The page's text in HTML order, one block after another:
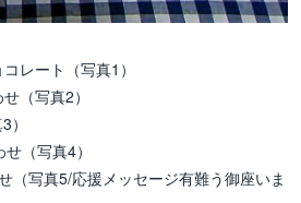
レート（写真1）
（写真2）
（写真4）
（写真5/応援メッセージ有難う御座いま